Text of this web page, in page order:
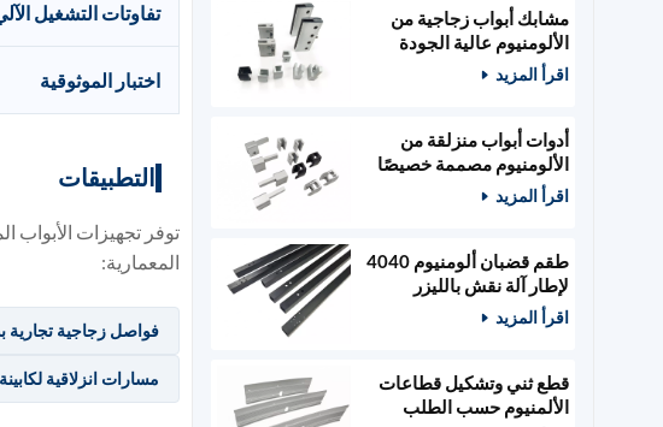
مشابك أبواب زجاجية من
الألومنيوم عالية الجودة
مصممة حسب الطلب،
وأدوات أبواب خشبية
اقرأ المزيد
أدوات أبواب منزلقة من
الألومنيوم مصممة خصيصًا
ومثبتات زجاجية
اقرأ المزيد
طقم قضبان ألومنيوم 4040
لإطار آلة نقش بالليزر
400x400 مم
اقرأ المزيد
قطع ثني وتشكيل قطاعات
الألمنيوم حسب الطلب
تفاوتات التشغيل
اختبار الموثوقية
التطبيقات
توفر تجهيزات الأبواب
المعمارية:
فواصل زجاجية تجارية
مسارات انزلاقية